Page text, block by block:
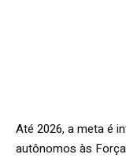
Até 2026, a meta é
autônomos às